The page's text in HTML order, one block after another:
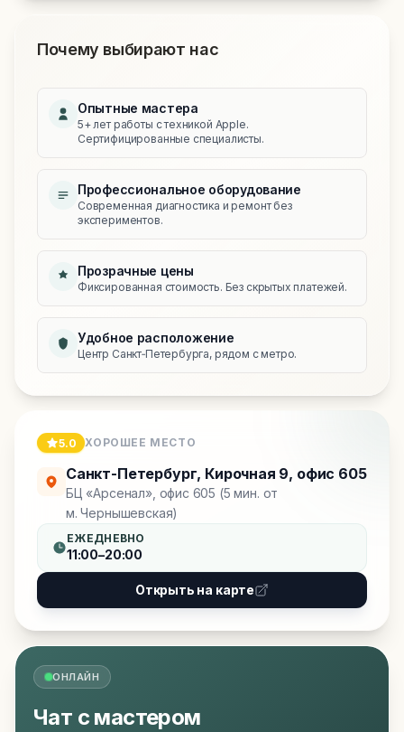
Почему выбирают нас
Опытные мастера
5+ лет работы с техникой Apple.
Сертифицированные специалисты.
Профессиональное оборудование
Современная диагностика и ремонт без
экспериментов.
Прозрачные цены
Фиксированная стоимость. Без скрытых платежей.
Удобное расположение
Центр Санкт‑Петербурга, рядом с метро.
5.0 ХОРОШЕЕ МЕСТО
Санкт-Петербург, Кирочная 9, офис 605
БЦ «Арсенал», офис 605 (5 мин. от
м. Чернышевская)
ЕЖЕДНЕВНО
11:00–20:00
Открыть на карте
ОНЛАЙН
Чат с мастером